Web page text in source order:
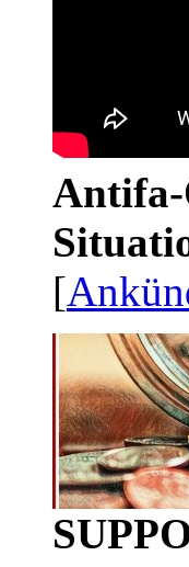
Antifa-
[